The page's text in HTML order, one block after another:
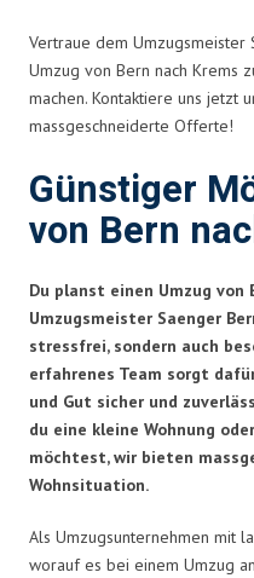
Vertraue dem Umzugsmeister
Umzug von Bern nach Krems
machen. Kontaktiere uns jetzt
massgeschneiderte Offerte!
Günstiger
von Bern
Du planst einen Umzug von
Umzugsmeister Saenger
stressfrei, sondern auch
erfahrenes Team sorgt
und Gut sicher und
du eine kleine Wohnung
möchtest, wir bieten
Wohnsituation.
Als Umzugsunternehmen mit
worauf es bei einem Umzug